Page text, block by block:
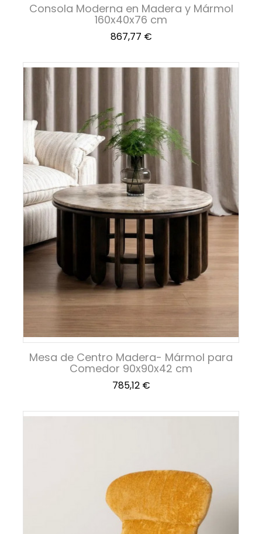
Consola Moderna en Madera y Mármol
160x40x76 cm
Precio
867,77 €
Mesa de Centro Madera- Mármol para
Comedor 90x90x42 cm
Precio
785,12 €